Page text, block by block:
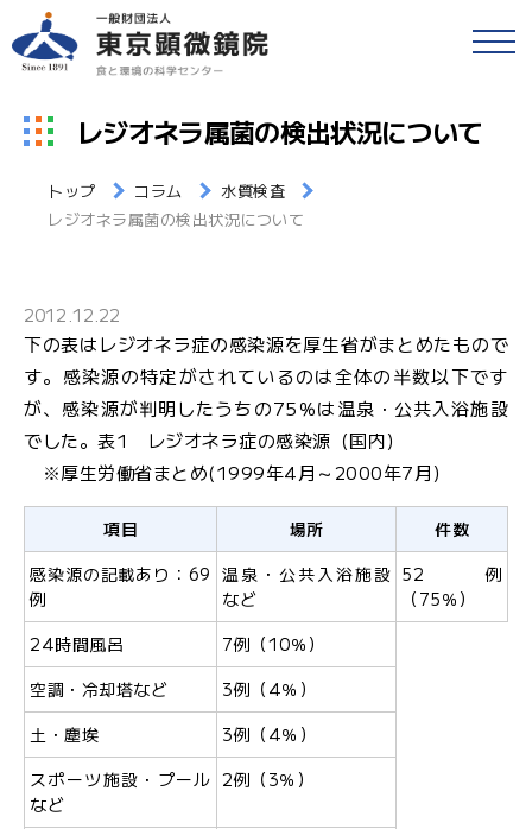
戻る
食品等の検査
検便(腸内細菌検査)
簡易専用水道検査
衛生検査とHACCP
水質検査
環境検査
研修・セミナー
JFS規格の監査・取得支援
各検査のご依頼用紙
アクセス
採用情報
食と環境のコラム
公益事業
検
査
窓
口
の
ご
案
レジオネラ属菌の検出状況について
トップ コラム
水質検査
レジオネラ属菌の検出状況について
2012.12.22
下の表はレジオネラ症の感染源を厚生省がまとめたもので
す。感染源の特定がされているのは全体の半数以下です
が、感染源が判明したうちの75％は温泉・公共入浴施設
でした。表1 レジオネラ症の感染源（国内）
※厚生労働省まとめ(1999年4月～2000年7月）
項目 場所
件数
感染源の記載あり：69
例
温泉・公共入浴施設
など
52例
（75％）
24時間風呂
7例（10％）
空調・冷却塔など
3例（4％）
土・塵埃
3例（4％）
スポーツ施設・プール
など
2例（3％）